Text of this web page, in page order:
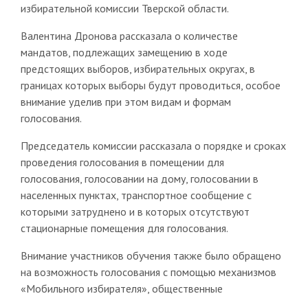
избирательной комиссии Тверской области.
Валентина Дронова рассказала о количестве
мандатов, подлежащих замещению в ходе
предстоящих выборов, избирательных округах, в
границах которых выборы будут проводиться, особое
внимание уделив при этом видам и формам
голосования.
Председатель комиссии рассказала о порядке и сроках
проведения голосования в помещении для
голосования, голосовании на дому, голосовании в
населенных пунктах, транспортное сообщение с
которыми затруднено и в которых отсутствуют
стационарные помещения для голосования.
Внимание участников обучения также было обращено
на возможность голосования с помощью механизмов
«Мобильного избирателя», общественные